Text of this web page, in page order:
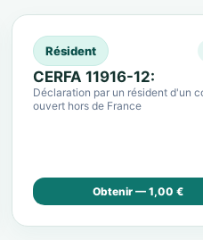
Résident
CERFA 11916-12:
Déclaration par un résident d'un
ouvert hors de France
Obtenir — 1,00 €